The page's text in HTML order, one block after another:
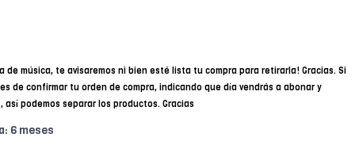
música, te avisaremos ni bien esté lista tu compra para retirarla! Gracias. Si
de confirmar tu orden de compra, indicando que día vendrás a abonar y
así podemos separar los productos. Gracias
6 meses